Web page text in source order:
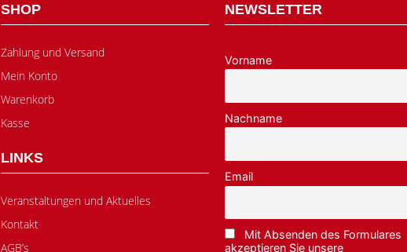
SHOP
Zahlung und Versand
Mein Konto
Warenkorb
Kasse
LINKS
Veranstaltungen und Aktuelles
Kontakt
AGB’s
NEWSLETTER
Vorname
Nachname
Email
Mit Absenden des Formulares
akzeptieren Sie unsere